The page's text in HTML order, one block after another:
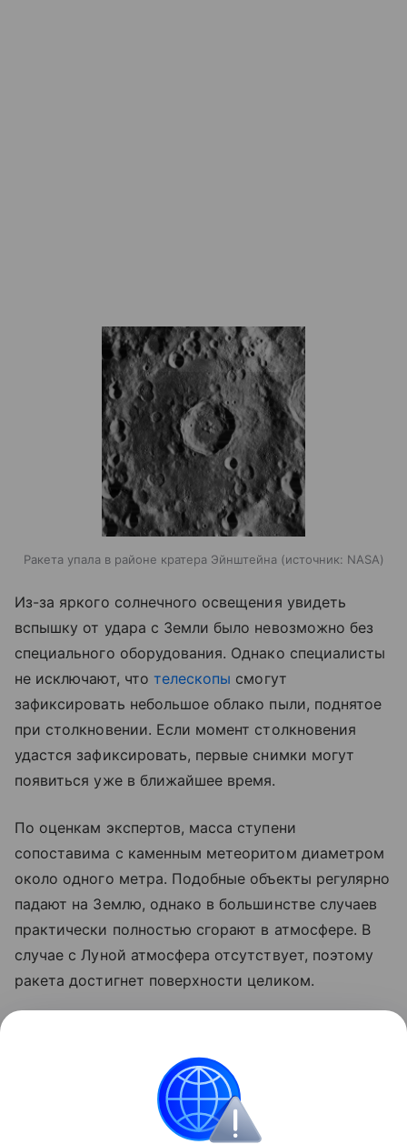
Ракета упала в районе кратера Эйнштейна источник: NASA
Из-за яркого солнечного освещения увидеть
вспышку от удара с Земли было невозможно без
специального оборудования. Однако специалисты
не исключают, что телескопы смогут
зафиксировать небольшое облако пыли, поднятое
при столкновении. Если момент столкновения
удастся зафиксировать, первые снимки могут
появиться уже в ближайшее время.
По оценкам экспертов, масса ступени
сопоставима с каменным метеоритом диаметром
около одного метра. Подобные объекты регулярно
падают на Землю, однако в большинстве случаев
практически полностью сгорают в атмосфере. В
случае с Луной атмосфера отсутствует, поэтому
ракета достигнет поверхности целиком.
об атмосфере древней Земли.
Луна российские ученые